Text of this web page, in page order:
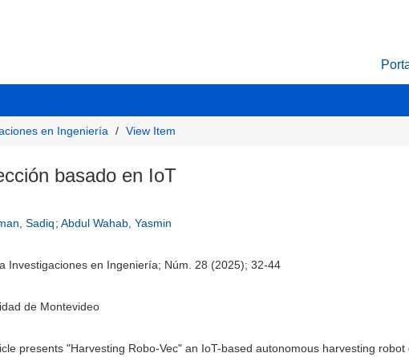
en Ingeniería View Item
basado en IoT
Sadiq; Abdul Wahab, Yasmin
Investigaciones en Ingeniería; Núm. 28 (2025); 32-44
de Montevideo
presents "Harvesting Robo-Vec" an IoT-based autonomous harvesting